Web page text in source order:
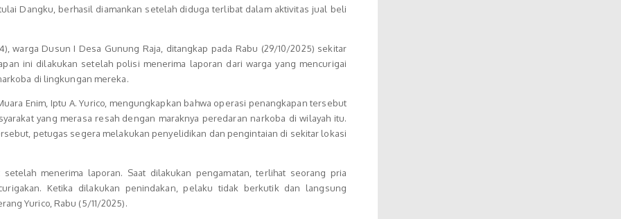
Dangku, berhasil diamankan setelah diduga terlibat dalam aktivitas jual beli
warga Dusun I Desa Gunung Raja, ditangkap pada Rabu (29/10/2025) sekitar
ini dilakukan setelah polisi menerima laporan dari warga yang mencurigai
di lingkungan mereka.
Enim, Iptu A. Yurico, mengungkapkan bahwa operasi penangkapan tersebut
yang merasa resah dengan maraknya peredaran narkoba di wilayah itu.
petugas segera melakukan penyelidikan dan pengintaian di sekitar lokasi
setelah menerima laporan. Saat dilakukan pengamatan, terlihat seorang pria
Ketika dilakukan penindakan, pelaku tidak berkutik dan langsung
Yurico, Rabu (5/11/2025).